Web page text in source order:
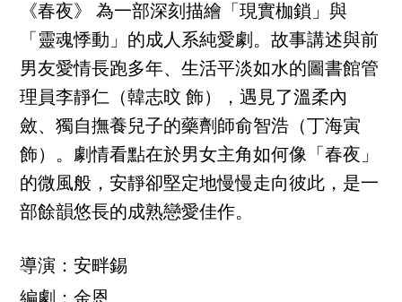
《春夜》 為一部深刻描繪「現實枷鎖」與
「靈魂悸動」的成人系純愛劇。故事講述與前
男友愛情長跑多年、生活平淡如水的圖書館管
理員李靜仁（韓志旼 飾），遇見了溫柔內
斂、獨自撫養兒子的藥劑師俞智浩（丁海寅
飾）。劇情看點在於男女主角如何像「春夜」
的微風般，安靜卻堅定地慢慢走向彼此，是一
部餘韻悠長的成熟戀愛佳作。
導演：安畔錫